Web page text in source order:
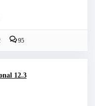
95
12.3